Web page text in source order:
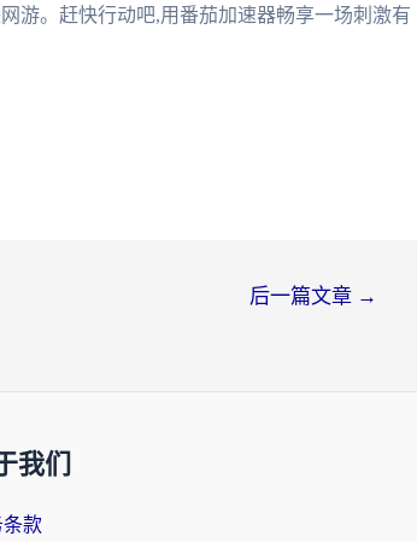
游。赶快行动吧,用番茄加速器畅享一场刺激有
后一篇文章 →
我们
条款